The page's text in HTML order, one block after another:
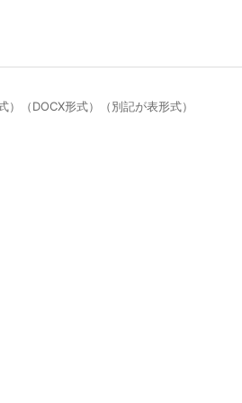
（DOCX形式）（別記が表形式）